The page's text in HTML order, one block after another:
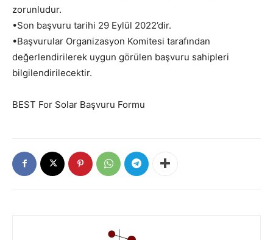
zorunludur.
•Son başvuru tarihi 29 Eylül 2022’dir.
•Başvurular Organizasyon Komitesi tarafından
değerlendirilerek uygun görülen başvuru sahipleri
bilgilendirilecektir.
BEST For Solar Başvuru Formu